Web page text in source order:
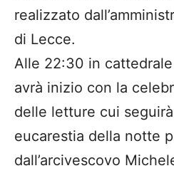
realizzato
di Lecce.
Alle 22:30 in
avrà inizio con la
delle letture cui
eucarestia della notte
dall’arcivescovo